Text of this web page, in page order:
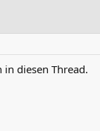
diesen Thread.